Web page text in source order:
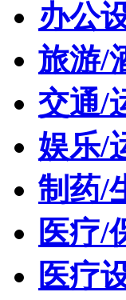
办公
旅游/
交通/
娱乐/
制药/
医疗/
医疗